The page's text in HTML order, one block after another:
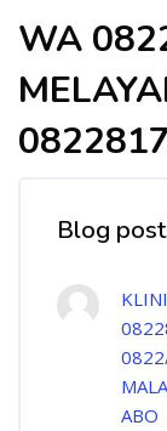
WA
Blog
ABO